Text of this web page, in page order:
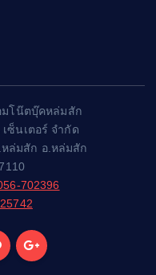
มโน๊ตบุ๊คหล่มสัก
ซ็นเตอร์ จำกัด
หล่มสัก อ.หล่มสัก
702396